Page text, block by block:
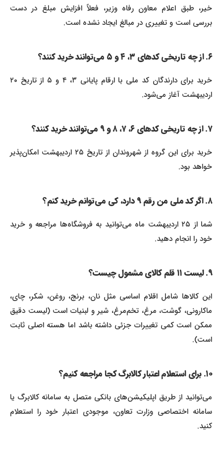
خیر، طبق اعلام معاون رفاه وزیر، فعلاً افزایش مبلغ در دست
بررسی است و تغییری در مبالغ ایجاد نشده است.
خرید برای دارندگان کد ملی با ارقام پایانی ۳، ۴ و ۵ از تاریخ ۲۰
اردیبهشت آغاز می‌شود.
خرید برای این گروه از شهروندان از تاریخ ۲۵ اردیبهشت امکان‌پذیر
خواهد بود.
شما از ۲۵ اردیبهشت ماه می‌توانید به فروشگاه‌ها مراجعه و خرید
خود را انجام دهید.
این کالاها شامل اقلام اساسی مثل نان، برنج، روغن، شکر، چای،
ماکارونی، گوشت، مرغ، تخم‌مرغ، شیر و لبنیات است (لیست دقیق
ممکن است کمی تغییرات جزئی داشته باشد اما هسته اصلی ثابت
است).
می‌توانید از طریق اپلیکیشن‌های بانکی متصل به سامانه کالابرگ یا
سامانه اختصاصی وزارت تعاون، موجودی اعتبار خود را استعلام
کنید.